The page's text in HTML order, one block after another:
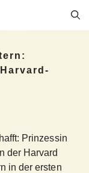
Prinzessin
der Harvard
in der ersten